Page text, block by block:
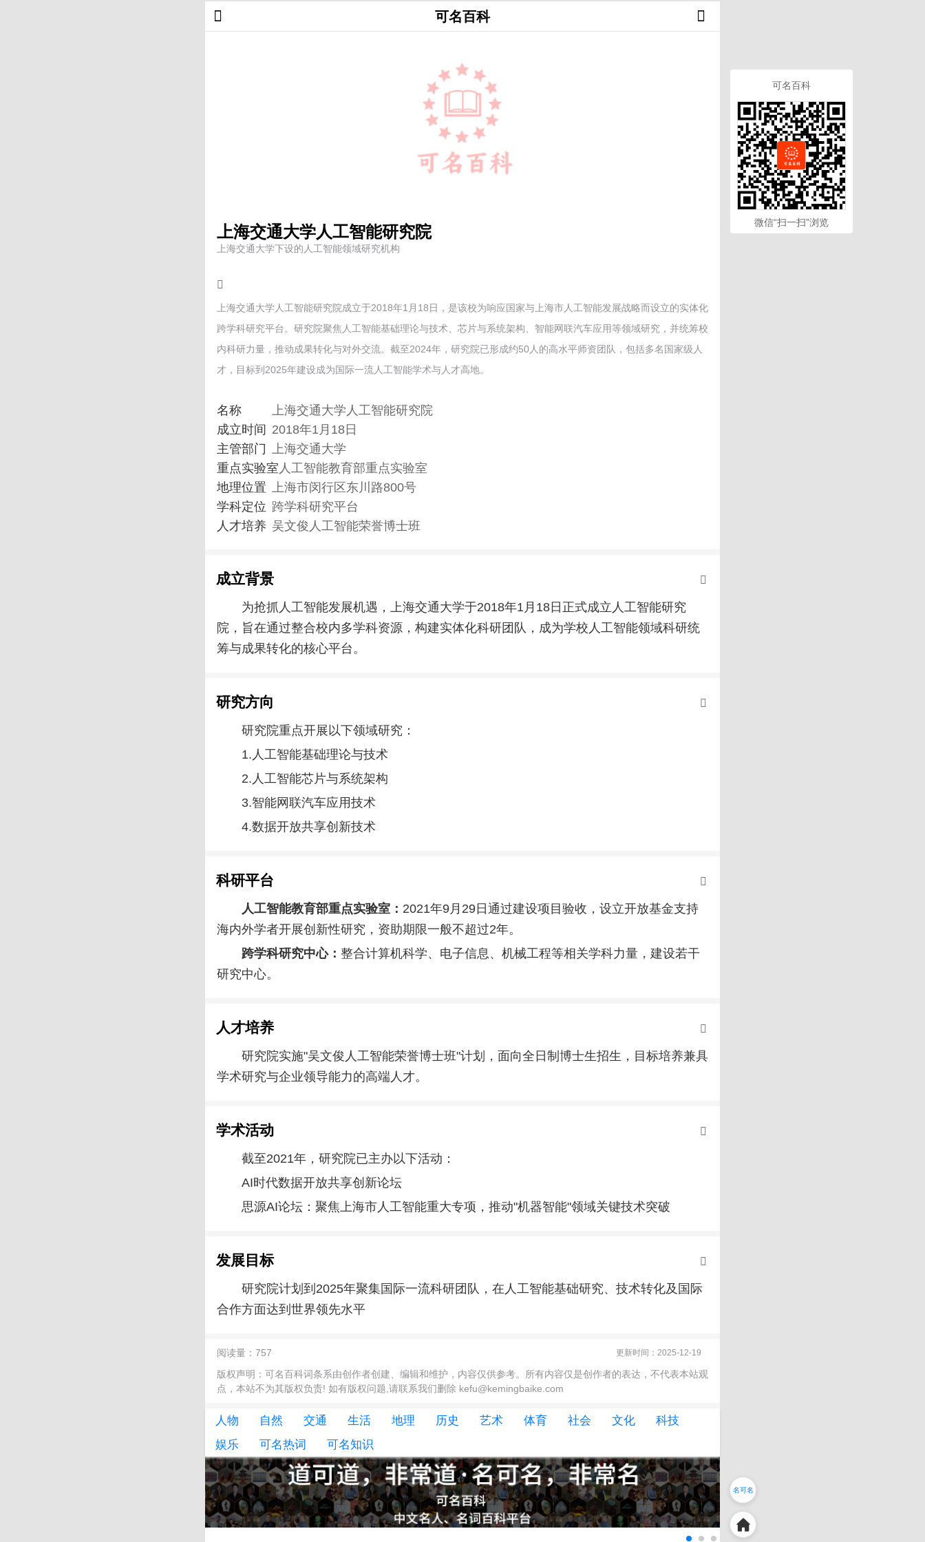
可名百科
名可名
非常名
上海交通大学人工智能研究院
上海交通大学下设的人工智能领域研究机构
上海交通大学人工智能研究院成立于2018年1月18日，是该校为响应国家与上海市人工智能发展战略而设立的实体化
跨学科研究平台。研究院聚焦人工智能基础理论与技术、芯片与系统架构、智能网联汽车应用等领域研究，并统筹校
内科研力量，推动成果转化与对外交流。截至2024年，研究院已形成约50人的高水平师资团队，包括多名国家级人
才，目标到2025年建设成为国际一流人工智能学术与人才高地。
名称
上海交通大学人工智能研究院
成立时间 2018年1月18日
主管部门
上海交通大学
重点实验室 人工智能教育部重点实验室
地理位置
上海市闵行区东川路800号
学科定位 跨学科研究平台
人才培养 吴文俊人工智能荣誉博士班
成立背景
为抢抓人工智能发展机遇，上海交通大学于2018年1月18日正式成立人工智能研究
院，旨在通过整合校内多学科资源，构建实体化科研团队，成为学校人工智能领域科研统
筹与成果转化的核心平台。
研究方向
研究院重点开展以下领域研究：
1. 人工智能基础理论与技术
2. 人工智能芯片与系统架构
3.智能网联汽车应用技术
4.数据开放共享创新技术
科研平台
人工智能教育部重点实验室： 2021年9月29日通过建设项目验收，设立开放基金支持
海内外学者开展创新性研究，资助期限一般不超过2年。
跨学科研究中心： 整合计算机科学、电子信息、机械工程等相关学科力量，建设若干
研究中心。
人才培养
研究院实施"吴文俊人工智能荣誉博士班"计划，面向全日制博士生招生，目标培养兼具
学术研究与企业领导能力的高端人才。
学术活动
截至2021年，研究院已主办以下活动：
AI时代数据开放共享创新论坛
思源AI论坛：聚焦上海市人工智能重大专项，推动"机器智能"领域关键技术突破
发展目标
研究院计划到2025年聚集国际一流科研团队，在人工智能基础研究、技术转化及国际
合作方面达到世界领先水平
阅读量：757 更新时间：2025-12-19
版权声明：可名百科词条系由创作者创建、编辑和维护，内容仅供参考。所有内容仅是创作者的表达，不代表本站观
点，本站不为其版权负责! 如有版权问题,请联系我们删除 kefu@kemingbaike.com
人物 自然 交通 生活 地理 历史 艺术 体育 社会 文化
科技
娱乐
可名热词 可名知识
可名百科
微信“扫一扫”浏览